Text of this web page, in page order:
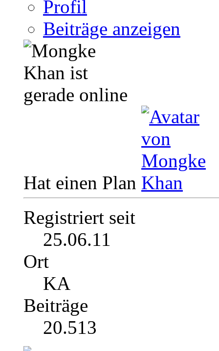
Profil
Beiträge anzeigen
Hat einen Plan
Registriert seit
25.06.11
Ort
KA
Beiträge
20.513